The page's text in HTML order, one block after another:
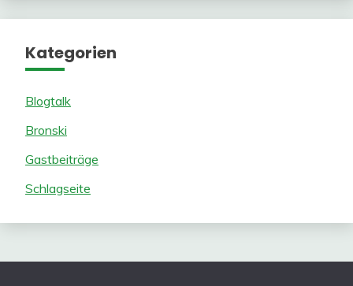
Kategorien
Blogtalk
Bronski
Gastbeiträge
Schlagseite